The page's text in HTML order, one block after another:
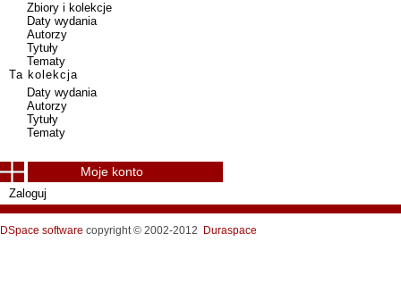
Zbiory i kolekcje
Daty wydania
Autorzy
Tytuły
Tematy
Ta kolekcja
Daty wydania
Autorzy
Tytuły
Tematy
Moje konto
Zaloguj
DSpace software copyright © 2002-2012 Duraspace